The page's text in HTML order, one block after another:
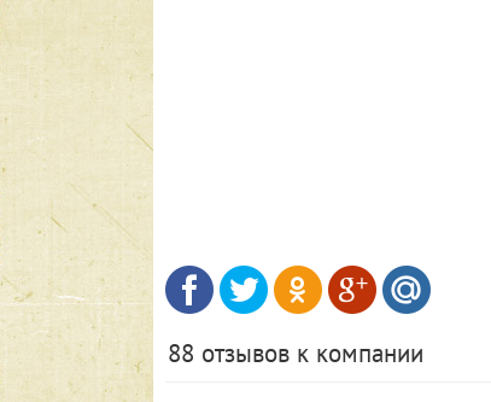
88 отзывов к компании